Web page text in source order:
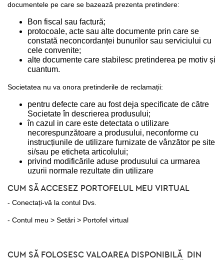
documentele pe care se bazează prezenta pretindere:
Bon fiscal sau factură;
protocoale, acte sau alte documente prin care se
constată neconcordanței bunurilor sau serviciului cu
cele convenite;
alte documente care stabilesc pretinderea pe motiv și
cuantum.
Societatea nu va onora pretinderile de reclamații:
pentru defecte care au fost deja specificate de către
Societate în descrierea produsului;
în cazul in care este detectata o utilizare
necorespunzătoare a produsului, neconforme cu
instrucțiunile de utilizare furnizate de vânzător pe site
si/sau pe eticheta articolului;
privind modificările aduse produsului ca urmarea
uzurii normale rezultate din utilizare
CUM SĂ ACCESEZ PORTOFELUL MEU VIRTUAL
- Conectați-vă la contul Dvs.
- Contul meu > Setări > Portofel virtual
CUM SĂ FOLOSESC VALOAREA DISPONIBILĂ DIN